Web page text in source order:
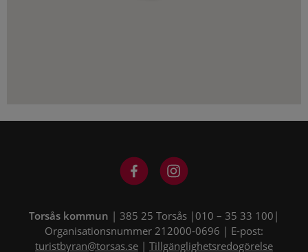
Torsås kommun | 385 25 Torsås |010 – 35 33 100|
Organisationsnummer 212000-0696 | E-post:
turistbyran@torsas.se | Tillgänglighetsredogörelse